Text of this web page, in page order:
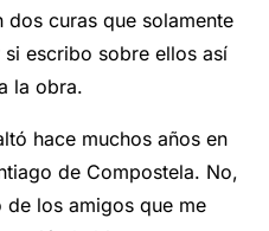
dos curas que solamente
escribo sobre ellos así
la obra.
hace muchos años en
de Compostela. No,
de los amigos que me